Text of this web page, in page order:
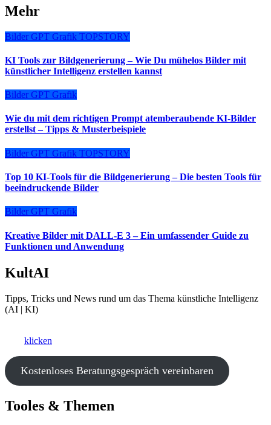
Mehr
Bilder GPT Grafik TOPSTORY
KI Tools zur Bildgenerierung – Wie Du mühelos Bilder mit
künstlicher Intelligenz erstellen kannst
Bilder GPT Grafik
Wie du mit dem richtigen Prompt atemberaubende KI-Bilder
erstellst – Tipps & Musterbeispiele
Bilder GPT Grafik TOPSTORY
Top 10 KI-Tools für die Bildgenerierung – Die besten Tools für
beeindruckende Bilder
Bilder GPT Grafik
Kreative Bilder mit DALL-E 3 – Ein umfassender Guide zu
Funktionen und Anwendung
KultAI
Tipps, Tricks und News rund um das Thema künstliche Intelligenz
(AI | KI)
klicken
Kostenloses Beratungsgespräch vereinbaren
Tooles & Themen